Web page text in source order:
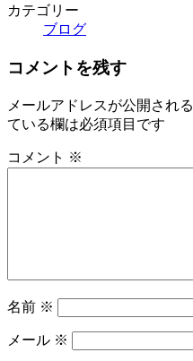
カテゴリー
ブログ
コメントを残す
メールアドレスが公開され
ている欄は必須項目です
コメント ※
名前 ※
メール ※